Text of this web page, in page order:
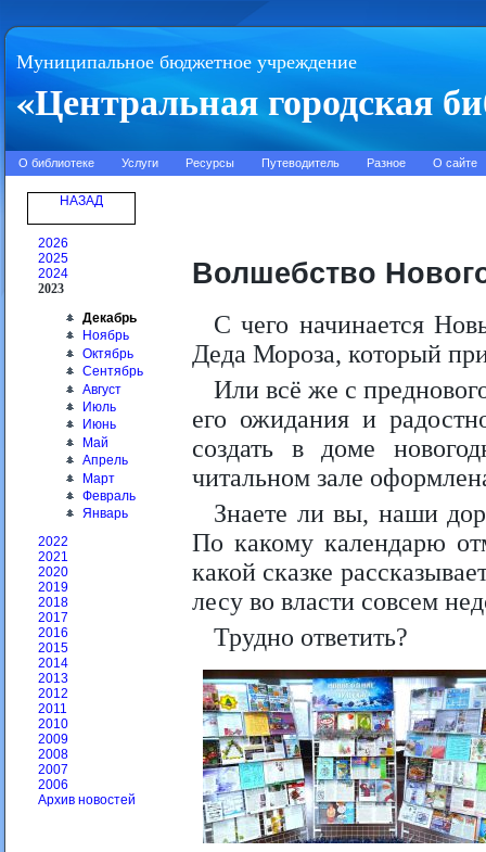
Муниципальное бюджетное учреждение
«Центральная городская
О библиотеке Услуги Ресурсы Путеводитель Разное О сайте
НАЗАД
2026
2025
2024
2023
Декабрь
Ноябрь
Октябрь
Сентябрь
Август
Июль
Июнь
Май
Апрель
Март
Февраль
Январь
2022
2021
2020
2019
2018
2017
2016
2015
2014
2013
2012
2011
2010
2009
2008
2007
2006
Архив новостей
Волшебство
С чего начинается
Деда Мороза, который
Или всё же с
его ожидания и
создать в доме
читальном зале
Знаете ли вы, наши
По какому календарю
какой сказке
лесу во власти совсем
Трудно ответить?